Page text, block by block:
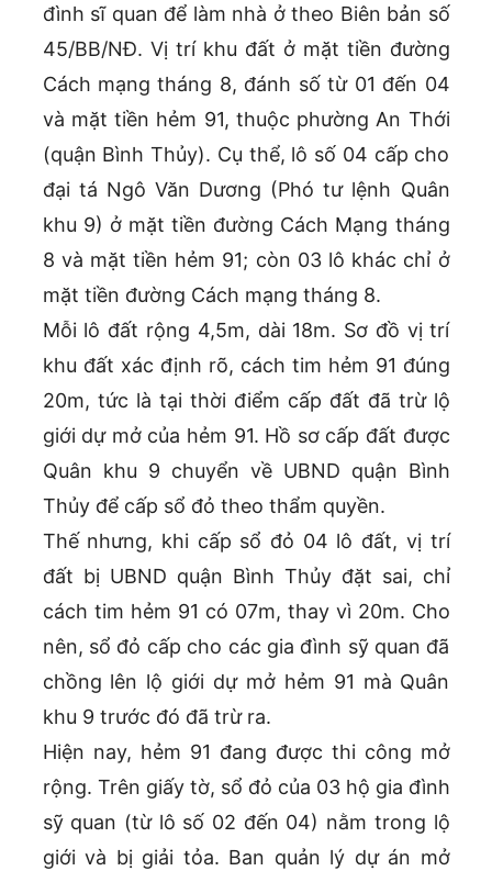
đình sĩ quan để làm nhà ở theo Biên bản số
45/BB/NĐ. Vị trí khu đất ở mặt tiền đường
Cách mạng tháng 8, đánh số từ 01 đến 04
và mặt tiền hẻm 91, thuộc phường An Thới
(quận Bình Thủy). Cụ thể, lô số 04 cấp cho
đại tá Ngô Văn Dương (Phó tư lệnh Quân
khu 9) ở mặt tiền đường Cách Mạng tháng
8 và mặt tiền hẻm 91; còn 03 lô khác chỉ ở
mặt tiền đường Cách mạng tháng 8.
Mỗi lô đất rộng 4,5m, dài 18m. Sơ đồ vị trí
khu đất xác định rõ, cách tim hẻm 91 đúng
20m, tức là tại thời điểm cấp đất đã trừ lộ
giới dự mở của hẻm 91. Hồ sơ cấp đất được
Quân khu 9 chuyển về UBND quận Bình
Thủy để cấp sổ đỏ theo thẩm quyền.
Thế nhưng, khi cấp sổ đỏ 04 lô đất, vị trí
đất bị UBND quận Bình Thủy đặt sai, chỉ
cách tim hẻm 91 có 07m, thay vì 20m. Cho
nên, sổ đỏ cấp cho các gia đình sỹ quan đã
chồng lên lộ giới dự mở hẻm 91 mà Quân
khu 9 trước đó đã trừ ra.
Hiện nay, hẻm 91 đang được thi công mở
rộng. Trên giấy tờ, sổ đỏ của 03 hộ gia đình
sỹ quan (từ lô số 02 đến 04) nằm trong lộ
giới và bị giải tỏa. Ban quản lý dự án mở